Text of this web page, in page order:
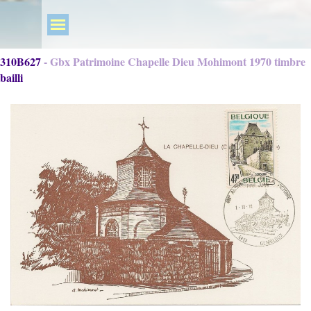
310B627 - Gbx Patrimoine Chapelle Dieu Mohimont 1970 timbre
bailli